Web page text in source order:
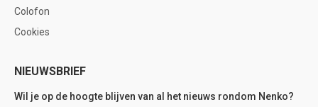
Colofon
Cookies
NIEUWSBRIEF
Wil je op de hoogte blijven van al het nieuws rondom Nenko?